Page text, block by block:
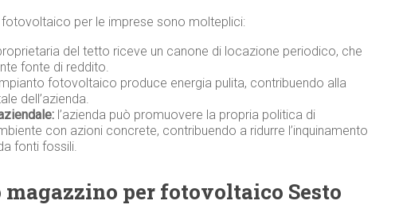
per le imprese sono molteplici:
del tetto riceve un canone di locazione periodico, che
fonte di reddito.
fotovoltaico produce energia pulita, contribuendo alla
dell’azienda.
l’azienda può promuovere la propria politica di
con azioni concrete, contribuendo a ridurre l’inquinamento
fonti fossili.
per fotovoltaico Sesto